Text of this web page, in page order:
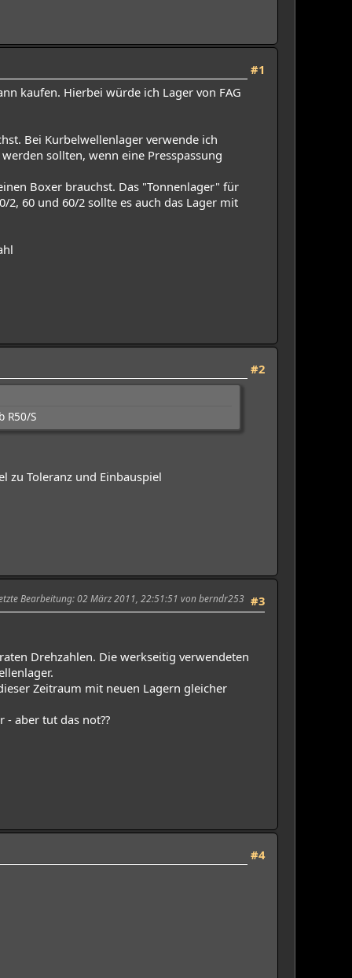
#1
kaufen. Hierbei würde ich Lager von FAG
Bei Kurbelwellenlager verwende ich
sollten, wenn eine Presspassung
Boxer brauchst. Das "Tonnenlager" für
2, 60 und 60/2 sollte es auch das Lager mit
#2
R50/S
zu Toleranz und Einbauspiel
#3
Bearbeitung: 02 März 2011, 22:51:51 von berndr253
Drehzahlen. Die werkseitig verwendeten
Zeitraum mit neuen Lagern gleicher
- aber tut das not??
#4